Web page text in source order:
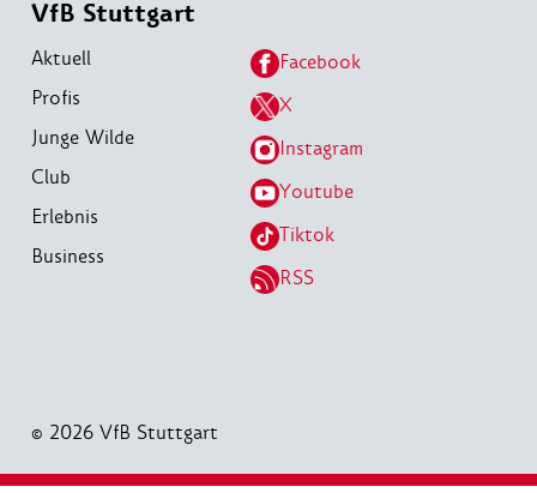
VfB Stuttgart
Aktuell
Profis
Junge Wilde
Club
Erlebnis
Business
Facebook
X
Instagram
Youtube
Tiktok
RSS
© 2026 VfB Stuttgart